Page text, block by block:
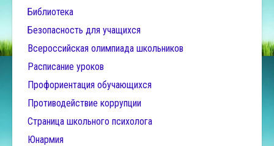
Библиотека
Безопасность для учащихся
Всероссийская олимпиада школьников
Расписание уроков
Профориентация обучающихся
Противодействие коррупции
Страница школьного психолога
Юнармия